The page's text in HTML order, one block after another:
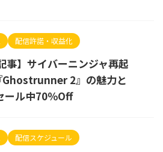
配信許諾・収益化
事】サイバーニンジャ再起
Ghostrunner 2』の魅力と
ール中70％Off
配信スケジュール